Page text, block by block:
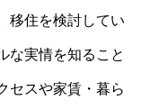
移住を検討してい
な実情を知ること
セスや家賃・暮ら